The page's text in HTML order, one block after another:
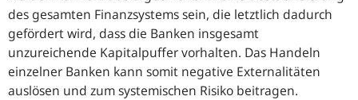
des gesamten Finanzsystems sein, die letztlich dadurch
gefördert wird, dass die Banken insgesamt
unzureichende Kapitalpuffer vorhalten. Das Handeln
einzelner Banken kann somit negative Externalitäten
auslösen und zum systemischen Risiko beitragen.